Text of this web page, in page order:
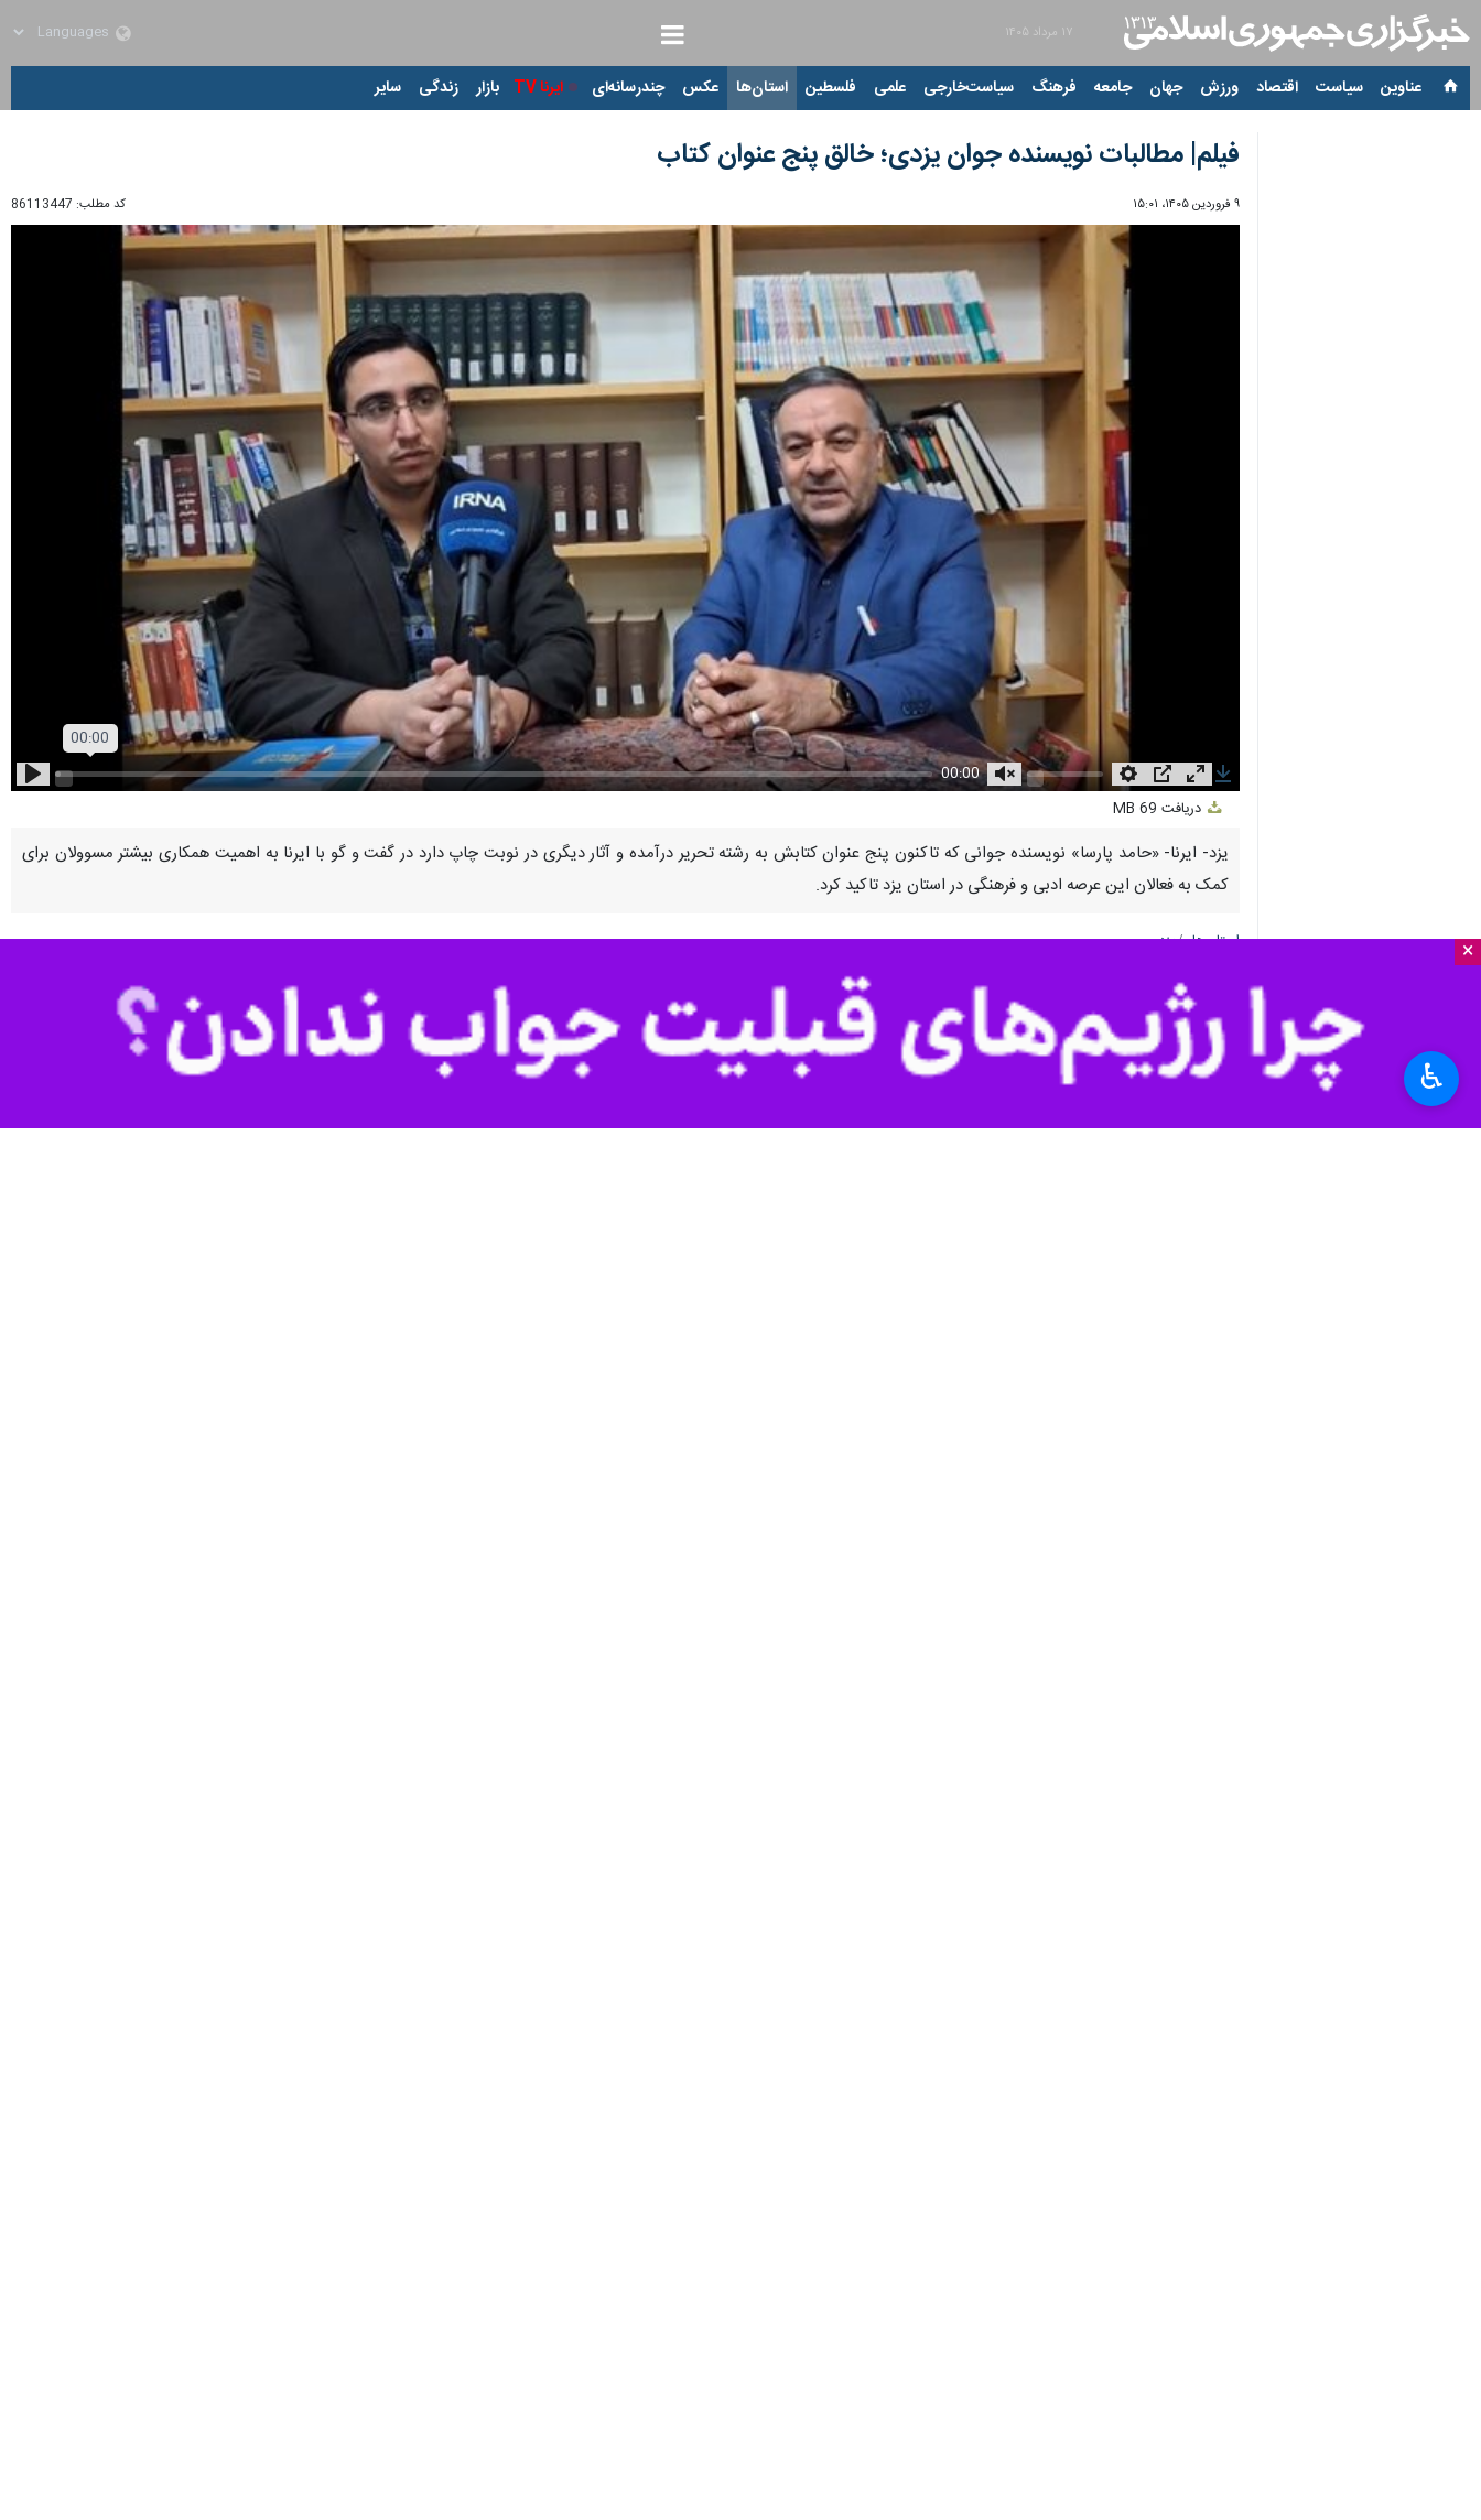
۱۷ مرداد ۱۴۰۵
عناوین‌ سیاست اقتصاد ورزش جهان جامعه فرهنگ سیاست‌خارجی علمی فلسطین استان‌ها عکس چندرسانه‌ای ایرنا TV بازار زندگی سایر
×
فیلم| مطالبات نویسنده جوان یزدی؛ خالق پنج عنوان کتاب
۹ فروردین ۱۴۰۵، ۱۵:۰۱ کد مطلب: 86113447
Play
00:00
Unmute Settings
PIP
Enter
fullscreen
Download
دریافت 69 MB
یزد- ایرنا- «حامد پارسا» نویسنده جوانی که تاکنون پنج عنوان کتابش به رشته تحریر درآمده و آثار دیگری در نوبت چاپ دارد در گفت و گو با ایرنا به اهمیت همکاری بیشتر مسوولان برای
کمک به فعالان این عرصه ادبی و فرهنگی در استان یزد تاکید کرد.
استان‌ها یزد
برچسب‌ها
♿︎